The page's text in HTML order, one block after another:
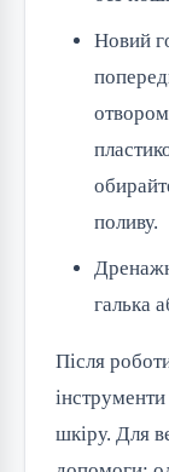
Новий
поливу.
галька
Після
шкіру. Для